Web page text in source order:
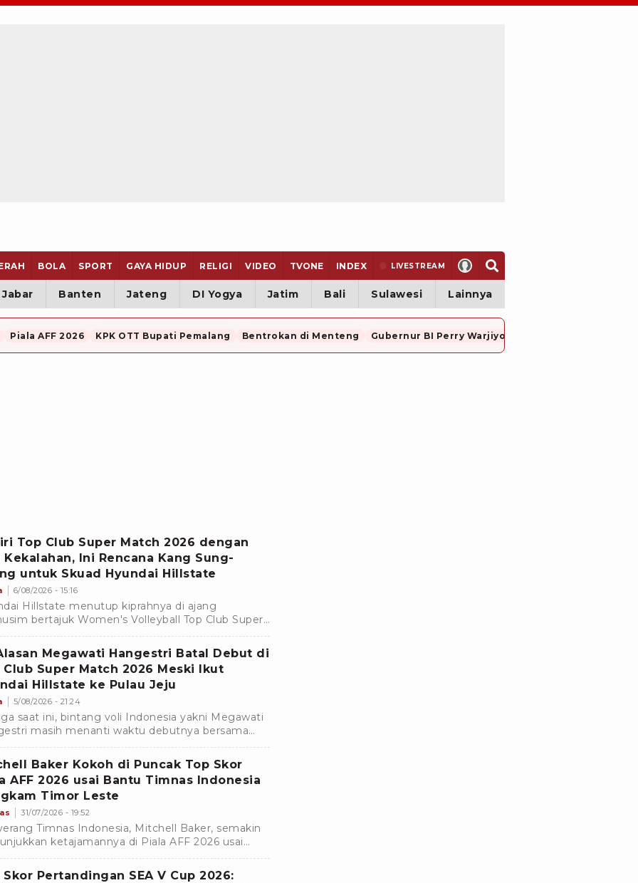
BOLA SPORT GAYA HIDUP RELIGI VIDEO TVONE INDEX LIVESTREAM
Jabar Banten Jateng DI Yogya Jatim Bali Sulawesi Lainnya
Piala AFF 2026 KPK OTT Bupati Pemalang Bentrokan di Menteng Gubernur BI Perry Warjiyo Mundur
Top Club Super Match 2026 dengan
Kekalahan, Ini Rencana Kang Sung-
untuk Skuad Hyundai Hillstate
6/08/2026 - 15:16
Hillstate menutup kiprahnya di ajang
bertajuk Women's Volleyball Top Club Super
2026 tanpa meraih kemenangan dari dua laga
dimainkanMegawati Hangestri Batal Debut di
Club Super Match 2026 Meski Ikut
Hillstate ke Pulau Jeju
5/08/2026 - 21:24
saat ini, bintang voli Indonesia yakni Megawati
masih menanti waktu debutnya bersama
Hillstate.
Baker Kokoh di Puncak Top Skor
AFF 2026 usai Bantu Timnas Indonesia
Timor Leste
31/07/2026 - 19:52
Timnas Indonesia, Mitchell Baker, semakin
ketajamannya di Piala AFF 2026 usai
Skuad Garuda membungkam Timor Leste
kedua.
Skor Pertandingan SEA V Cup 2026: